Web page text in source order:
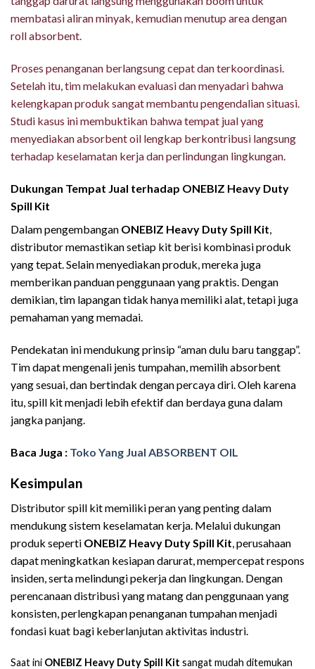
membatasi aliran minyak, kemudian menutup area dengan
roll absorbent.
Proses penanganan berlangsung cepat dan terkoordinasi.
Setelah itu, tim melakukan evaluasi dan menyadari bahwa
kelengkapan produk sangat membantu pengendalian situasi.
Studi kasus ini membuktikan bahwa tempat jual yang
menyediakan absorbent oil lengkap berkontribusi langsung
terhadap keselamatan kerja dan perlindungan lingkungan.
Dukungan Tempat Jual terhadap ONEBIZ Heavy Duty
Spill Kit
Dalam pengembangan ONEBIZ Heavy Duty Spill Kit,
distributor memastikan setiap kit berisi kombinasi produk
yang tepat. Selain menyediakan produk, mereka juga
memberikan panduan penggunaan yang praktis. Dengan
demikian, tim lapangan tidak hanya memiliki alat, tetapi juga
pemahaman yang memadai.
Pendekatan ini mendukung prinsip “aman dulu baru tanggap”.
Tim dapat mengenali jenis tumpahan, memilih absorbent
yang sesuai, dan bertindak dengan percaya diri. Oleh karena
itu, spill kit menjadi lebih efektif dan berdaya guna dalam
jangka panjang.
Baca Juga : Toko Yang Jual ABSORBENT OIL
Kesimpulan
Distributor spill kit memiliki peran yang penting dalam
mendukung sistem keselamatan kerja. Melalui dukungan
produk seperti ONEBIZ Heavy Duty Spill Kit, perusahaan
dapat meningkatkan kesiapan darurat, mempercepat respons
insiden, serta melindungi pekerja dan lingkungan. Dengan
perencanaan distribusi yang matang dan penggunaan yang
konsisten, perlengkapan penanganan tumpahan menjadi
fondasi kuat bagi keberlanjutan aktivitas industri.
Saat ini ONEBIZ Heavy Duty Spill Kit sangat mudah ditemukan